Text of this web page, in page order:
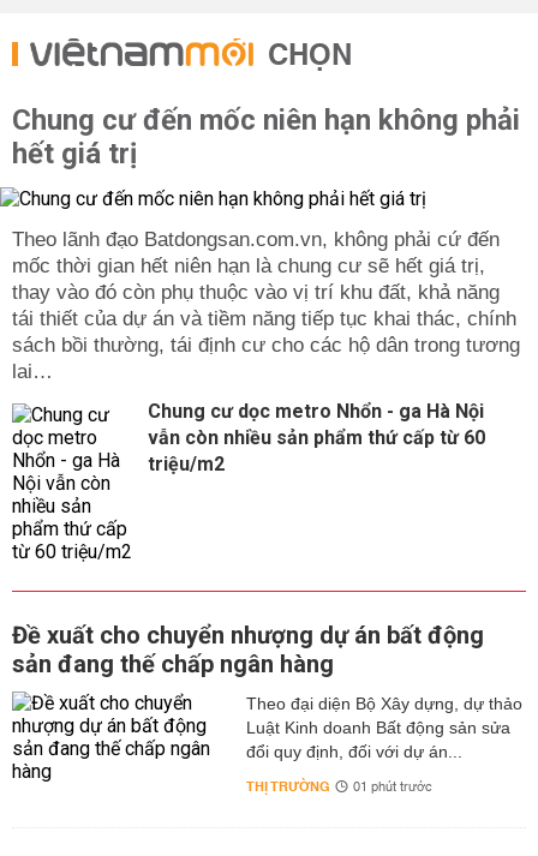
CHỌN
Chung cư đến mốc niên hạn không phải
hết giá trị
Theo lãnh đạo Batdongsan.com.vn, không phải cứ đến
mốc thời gian hết niên hạn là chung cư sẽ hết giá trị,
thay vào đó còn phụ thuộc vào vị trí khu đất, khả năng
tái thiết của dự án và tiềm năng tiếp tục khai thác, chính
sách bồi thường, tái định cư cho các hộ dân trong tương
lai…
Chung cư dọc metro Nhổn - ga Hà Nội
vẫn còn nhiều sản phẩm thứ cấp từ 60
triệu/m2
Đề xuất cho chuyển nhượng dự án bất động
sản đang thế chấp ngân hàng
Theo đại diện Bộ Xây dựng, dự thảo
Luật Kinh doanh Bất động sản sửa
đổi quy định, đối với dự án...
THỊ TRƯỜNG 01 phút trước